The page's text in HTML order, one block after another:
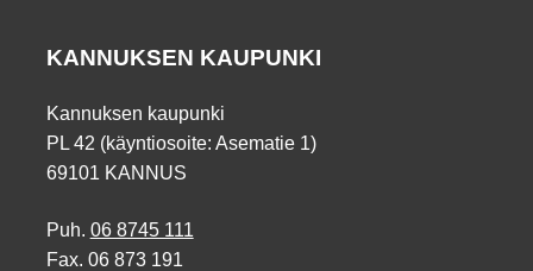
KANNUKSEN KAUPUNKI
Kannuksen kaupunki
PL 42 (käyntiosoite: Asematie 1)
69101 KANNUS
Puh. 06 8745 111
Fax. 06 873 191